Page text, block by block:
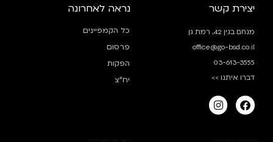
יצירת קשר
מנחם בגין 42, רמת גן
office@go-bsd.co.il
03-613-3555
דברו איתנו >>
נראה לאחרונה
כל הקמפיינים
פרסום
הפקות
יח”צ